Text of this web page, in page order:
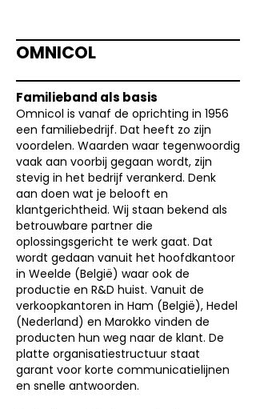
OMNICOL
Familieband als basis
Omnicol is vanaf de oprichting in 1956
een familiebedrijf. Dat heeft zo zijn
voordelen. Waarden waar tegenwoordig
vaak aan voorbij gegaan wordt, zijn
stevig in het bedrijf verankerd. Denk
aan doen wat je belooft en
klantgerichtheid. Wij staan bekend als
betrouwbare partner die
oplossingsgericht te werk gaat. Dat
wordt gedaan vanuit het hoofdkantoor
in Weelde (België) waar ook de
productie en R&D huist. Vanuit de
verkoopkantoren in Ham (België), Hedel
(Nederland) en Marokko vinden de
producten hun weg naar de klant. De
platte organisatiestructuur staat
garant voor korte communicatielijnen
en snelle antwoorden.